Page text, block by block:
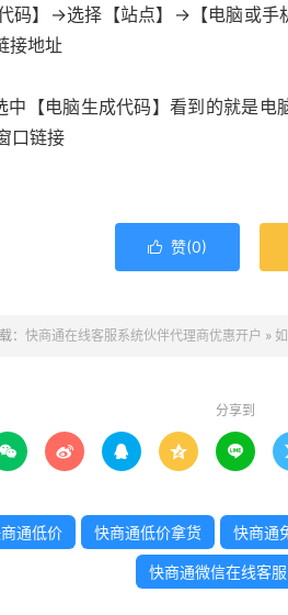
码】→选择【站点】→【电脑或
接地址
中【电脑生成代码】看到的就是
口链接
 赞(0)
： 快商通在线客服系统伙伴代理商优惠开户 »
分享到
    
通低价 快商通低价拿货 快商通
快商通微信在线客